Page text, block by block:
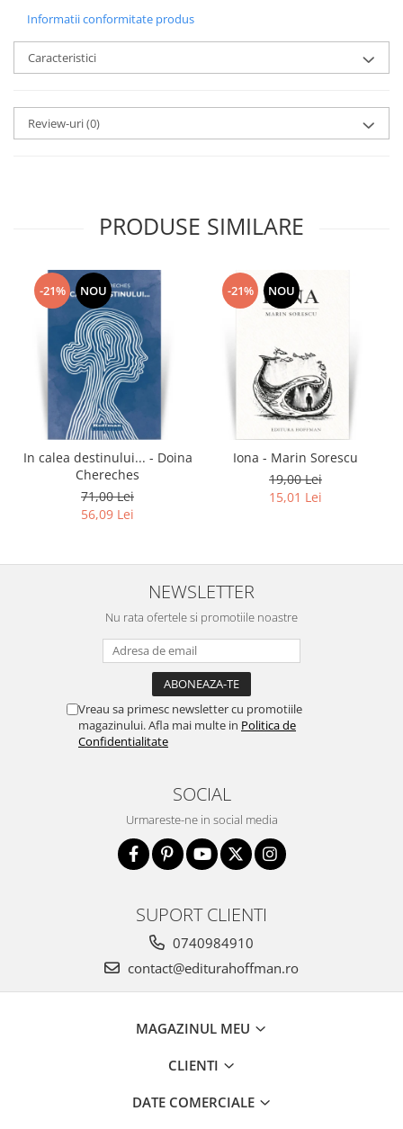
Informatii conformitate produs
Caracteristici
Review-uri(0)
PRODUSE SIMILARE
-21% NOU
In calea destinului... - Doina
Chereches
71,00 Lei
56,09 Lei
-21% NOU
Iona - Marin Sorescu
19,00 Lei
15,01 Lei
NEWSLETTER
Nu rata ofertele si promotiile noastre
Vreau sa primesc newsletter cu promotiile
magazinului. Afla mai multe in Politica de
Confidentialitate
SOCIAL
Urmareste-ne in social media
SUPORT CLIENTI
0740984910
contact@editurahoffman.ro
MAGAZINUL MEU
CLIENTI
DATE COMERCIALE